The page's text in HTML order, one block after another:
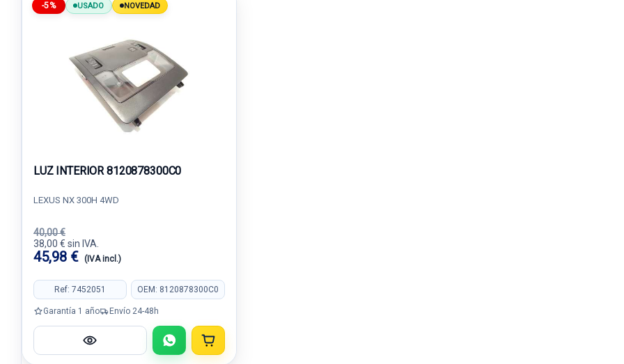
-5% USADO NOVEDAD
LUZ INTERIOR 8120878300C0
LEXUS NX 300H 4WD
40,00 €
38,00 € sin IVA.
45,98 € (IVA incl.)
Ref: 7452051 OEM: 8120878300C0
Garantía 1 año Envío 24-48h